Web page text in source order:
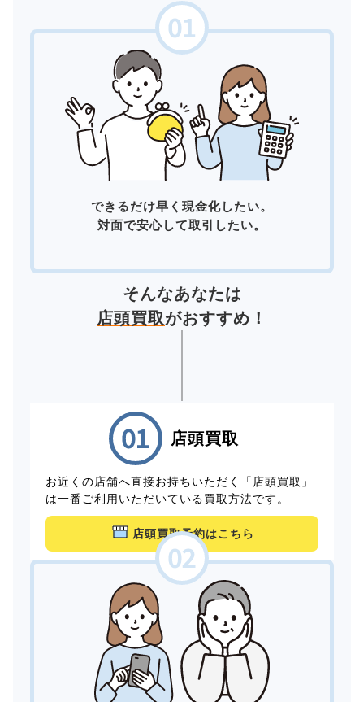
できるだけ早く現金化したい。
対面で安心して取引したい。
そんなあなたは
店頭買取がおすすめ！
店頭買取
お近くの店舗へ直接お持ちいただく「店頭買取」
は一番ご利用いただいている買取方法です。
店頭買取予約はこちら